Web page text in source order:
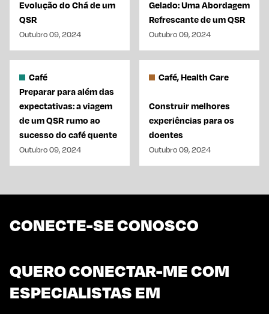
Evolução do Chá de um
QSR
Outubro 09, 2024
Gelado: Uma Abordagem
Refrescante de um QSR
Outubro 09, 2024
Café
Preparar para além das
expectativas: a viagem
de um QSR rumo ao
sucesso do café quente
Outubro 09, 2024
Café, Health Care
Construir melhores
experiências para os
doentes
Outubro 09, 2024
CONECTE-SE CONOSCO
QUERO CONECTAR-ME COM
ESPECIALISTAS EM